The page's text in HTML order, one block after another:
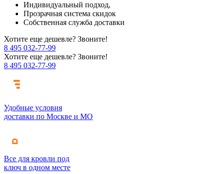
Индивидуальный подход,
Прозрачная система скидок
Собственная служба доставки
Хотите еще дешевле? Звоните!
8 495 032-77-99
Хотите еще дешевле? Звоните!
8 495 032-77-99
Удобные условия
доставки по Москве и МО
Все для кровли под
ключ в одном месте